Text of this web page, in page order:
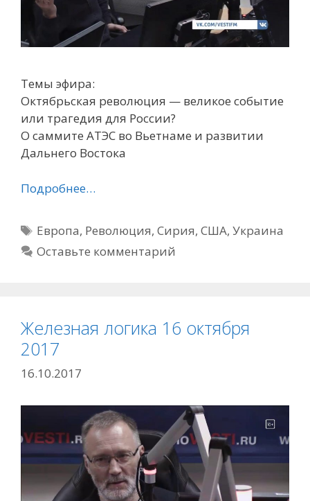
Темы эфира:
Октябрьская революция — великое событие
или трагедия для России?
О саммите АТЭС во Вьетнаме и развитии
Дальнего Востока
Подробнее…
Метки
Европа, Революция,Сирия,США,Украина
Оставьте комментарий
Железная логика 16 октября
2017
16.10.2017